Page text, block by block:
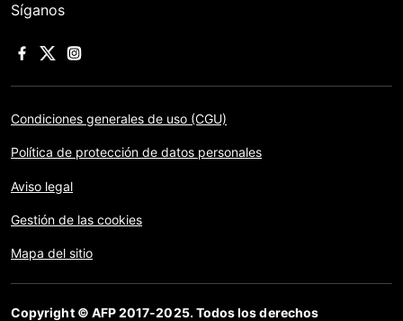
Síganos
Condiciones generales de uso (CGU)
Política de protección de datos personales
Aviso legal
Gestión de las cookies
Mapa del sitio
Copyright © AFP 2017-2025. Todos los derechos